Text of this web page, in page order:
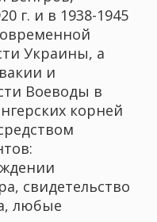
г. и в 1938-1945
Украины, а
и
Воеводы в
корней
свидетельство
любые